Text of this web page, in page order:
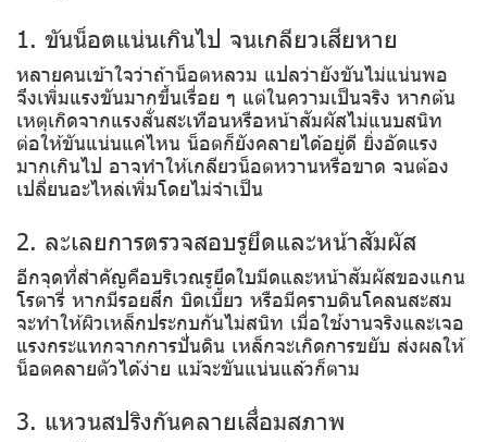
1. ขันน็อตแน่นเกินไป จนเกลียวเสียหาย
หลายคนเข้าใจว่าถ้าน็อตหลวม แปลว่ายังขันไม่แน่นพอ
จึงเพิ่มแรงขันมากขึ้นเรื่อย ๆ แต่ในความเป็นจริง หากต้น
เหตุเกิดจากแรงสั่นสะเทือนหรือหน้าสัมผัสไม่แนบสนิท
ต่อให้ขันแน่นแค่ไหน น็อตก็ยังคลายได้อยู่ดี ยิ่งอัดแรง
มากเกินไป อาจทำให้เกลียวน็อตหวานหรือขาด จนต้อง
เปลี่ยนอะไหล่เพิ่มโดยไม่จำเป็น
2. ละเลยการตรวจสอบรูยึดและหน้าสัมผัส
อีกจุดที่สำคัญคือบริเวณรูยึดใบมีดและหน้าสัมผัสของแกน
โรตารี่ หากมีรอยสึก บิดเบี้ยว หรือมีคราบดินโคลนสะสม
จะทำให้ผิวเหล็กประกบกันไม่สนิท เมื่อใช้งานจริงและเจอ
แรงกระแทกจากการปั่นดิน เหล็กจะเกิดการขยับ ส่งผลให้
น็อตคลายตัวได้ง่าย แม้จะขันแน่นแล้วก็ตาม
3. แหวนสปริงกันคลายเสื่อมสภาพ